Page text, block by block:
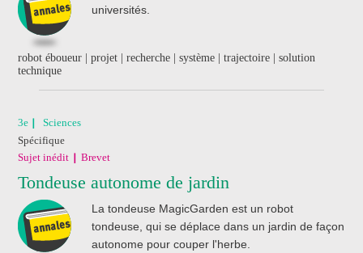
universités.
robot éboueur | projet | recherche | système | trajectoire | solution
technique
3e
Sciences
Spécifique
Sujet inédit
Brevet
Tondeuse autonome de jardin
La tondeuse MagicGarden est un robot
tondeuse, qui se déplace dans un jardin de façon
autonome pour couper l'herbe.